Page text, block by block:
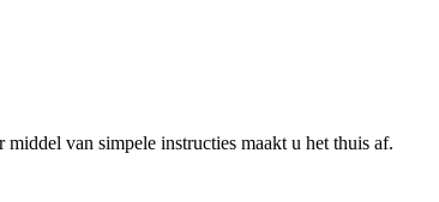
van simpele instructies maakt u het thuis af.